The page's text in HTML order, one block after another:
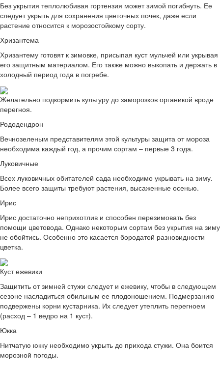
Без укрытия теплолюбивая гортензия может зимой погибнуть. Ее
следует укрыть для сохранения цветочных почек, даже если
растение относится к морозостойкому сорту.
Хризантема
Хризантему готовят к зимовке, присыпая куст мульчей или укрывая
его защитным материалом. Его также можно выкопать и держать в
холодный период года в погребе.
Желательно подкормить культуру до заморозков органикой вроде
перегноя.
Рододендрон
Вечнозеленым представителям этой культуры защита от мороза
необходима каждый год, а прочим сортам – первые 3 года.
Луковичные
Всех луковичных обитателей сада необходимо укрывать на зиму.
Более всего защиты требуют растения, высаженные осенью.
Ирис
Ирис достаточно неприхотлив и способен перезимовать без
помощи цветовода. Однако некоторым сортам без укрытия на зиму
не обойтись. Особенно это касается бородатой разновидности
цветка.
Куст ежевики
Защитить от зимней стужи следует и ежевику, чтобы в следующем
сезоне насладиться обильным ее плодоношением. Подмерзанию
подвержены корни кустарника. Их следует утеплить перегноем
(расход – 1 ведро на 1 куст).
Юкка
Нитчатую юкку необходимо укрыть до прихода стужи. Она боится
морозной погоды.